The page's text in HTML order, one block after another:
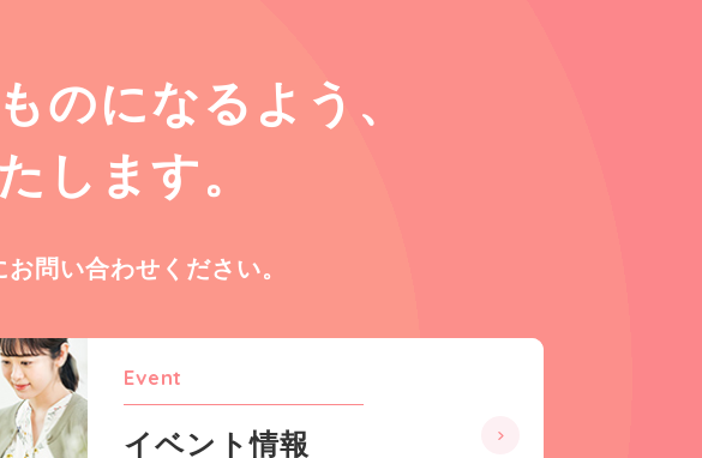
のになるよう、
します。
お問い合わせください。
Event
イベント情報